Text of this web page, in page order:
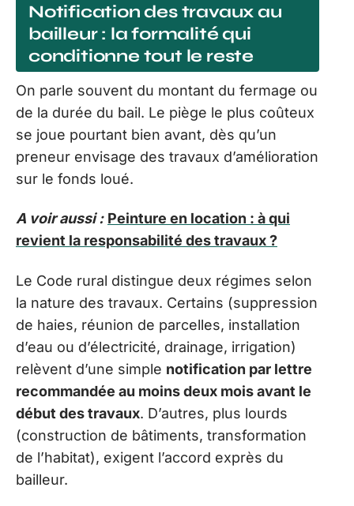
Notification des travaux au
bailleur : la formalité qui
conditionne tout le reste
On parle souvent du montant du fermage ou
de la durée du bail. Le piège le plus coûteux
se joue pourtant bien avant, dès qu’un
preneur envisage des travaux d’amélioration
sur le fonds loué.
A voir aussi : Peinture en location : à qui
revient la responsabilité des travaux ?
Le Code rural distingue deux régimes selon
la nature des travaux. Certains (suppression
de haies, réunion de parcelles, installation
d’eau ou d’électricité, drainage, irrigation)
relèvent d’une simple notification par lettre
recommandée au moins deux mois avant le
début des travaux. D’autres, plus lourds
(construction de bâtiments, transformation
de l’habitat), exigent l’accord exprès du
bailleur.